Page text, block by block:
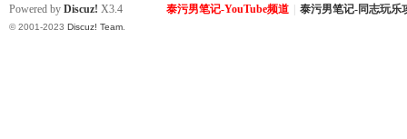
泰污男笔记-YouTube频道 泰污男笔记-同志玩乐
Powered by Discuz! X3.4
© 2001-2023 Discuz! Team.